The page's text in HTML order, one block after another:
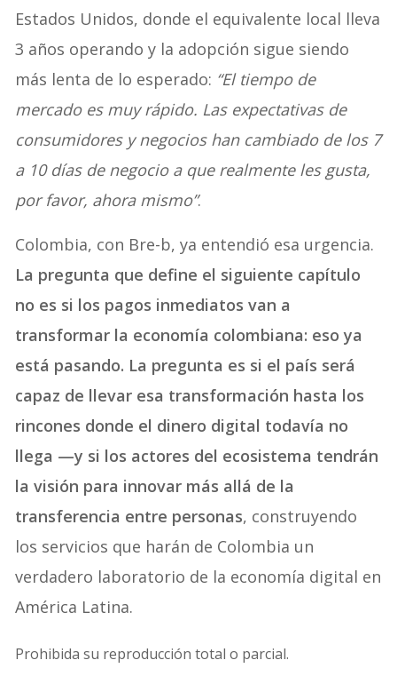
Estados Unidos, donde el equivalente local lleva
3 años operando y la adopción sigue siendo
más lenta de lo esperado: “El tiempo de
mercado es muy rápido. Las expectativas de
consumidores y negocios han cambiado de los 7
a 10 días de negocio a que realmente les gusta,
por favor, ahora mismo”.
Colombia, con Bre-b, ya entendió esa urgencia.
La pregunta que define el siguiente capítulo
no es si los pagos inmediatos van a
transformar la economía colombiana: eso ya
está pasando. La pregunta es si el país será
capaz de llevar esa transformación hasta los
rincones donde el dinero digital todavía no
llega —y si los actores del ecosistema tendrán
la visión para innovar más allá de la
transferencia entre personas, construyendo
los servicios que harán de Colombia un
verdadero laboratorio de la economía digital en
América Latina.
Prohibida su reproducción total o parcial.